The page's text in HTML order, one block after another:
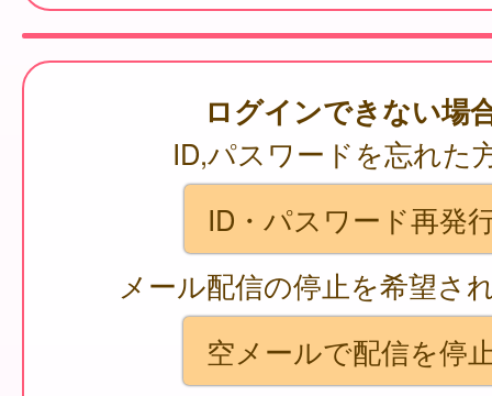
ログインできない場
ID,パスワードを忘れた
ID・パスワード再発
メール配信の停止を希望さ
空メールで配信を停